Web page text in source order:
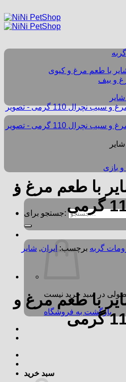
بازی
جستجو برای:
بازگشت به فروشگاه
سبد خرید
با طعم مرغ و
گربه برچسب: ایران, شایر
با طعم مرغ و